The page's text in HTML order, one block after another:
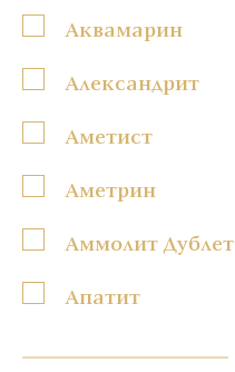
Аквамарин
Александрит
Аметист
Аметрин
Аммолит Дублет
Апатит